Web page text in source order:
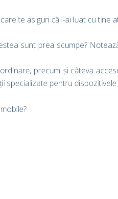
te asiguri că l-ai luat cu tine
sunt prea scumpe?
precum și câteva
specializate pentru